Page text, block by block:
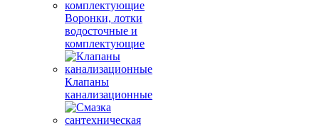
Воронки, лотки
водосточные и
комплектующие
Клапаны
канализационные